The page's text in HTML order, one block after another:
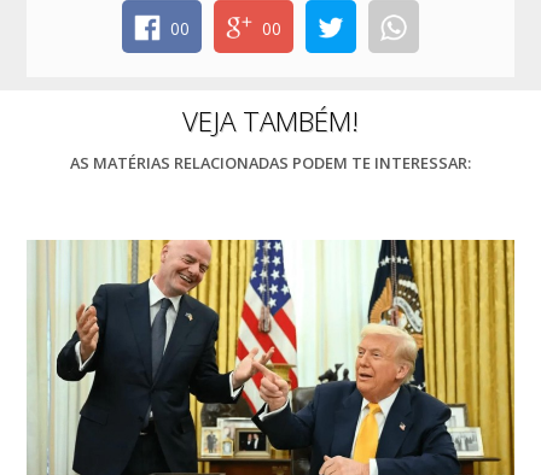
00 00
VEJA TAMBÉM!
AS MATÉRIAS RELACIONADAS PODEM TE INTERESSAR: